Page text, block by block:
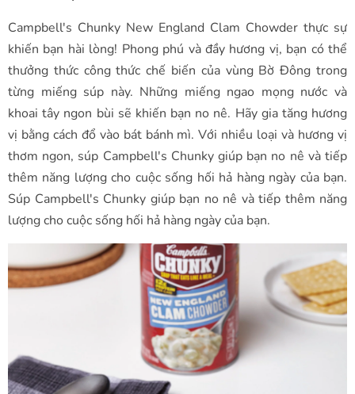
Campbell's Chunky New England Clam Chowder thực sự
khiến bạn hài lòng! Phong phú và đầy hương vị, bạn có thể
thưởng thức công thức chế biến của vùng Bờ Đông trong
từng miếng súp này. Những miếng ngao mọng nước và
khoai tây ngon bùi sẽ khiến bạn no nê. Hãy gia tăng hương
vị bằng cách đổ vào bát bánh mì. Với nhiều loại và hương vị
thơm ngon, súp Campbell's Chunky giúp bạn no nê và tiếp
thêm năng lượng cho cuộc sống hối hả hàng ngày của bạn.
Súp Campbell's Chunky giúp bạn no nê và tiếp thêm năng
lượng cho cuộc sống hối hả hàng ngày của bạn.